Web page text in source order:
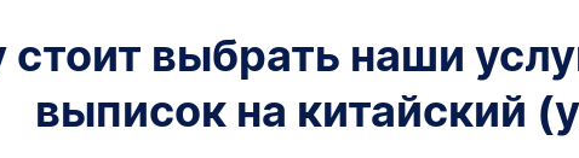
выбрать наши
выписок на китайский